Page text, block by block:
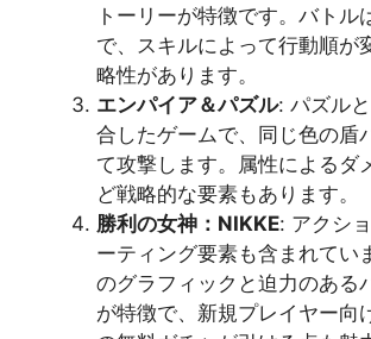
トーリーが特徴です。バトル
で、スキルによって行動順が
略性があります​​。
エンパイア＆パズル: パズル
合したゲームで、同じ色の盾
て攻撃します。属性によるダ
ど戦略的な要素もあります​​。
勝利の女神：NIKKE: アクシ
ーティング要素も含まれてい
のグラフィックと迫力のある
が特徴で、新規プレイヤー向